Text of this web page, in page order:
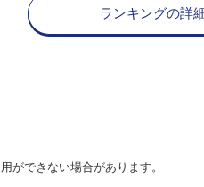
ランキングの詳
ができない場合があります。